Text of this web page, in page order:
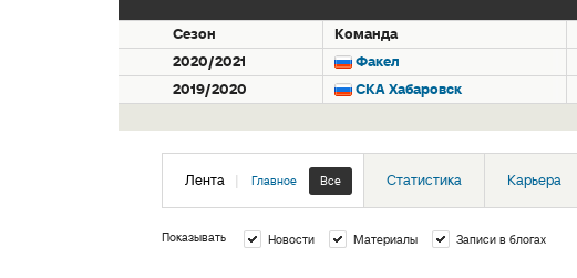
Сезон Команда
2020/2021
Факел
2019/2020
СКА Хабаровск
Лента | Главное Все Статистика Карьера
Показывать Новости Материалы Записи в блогах